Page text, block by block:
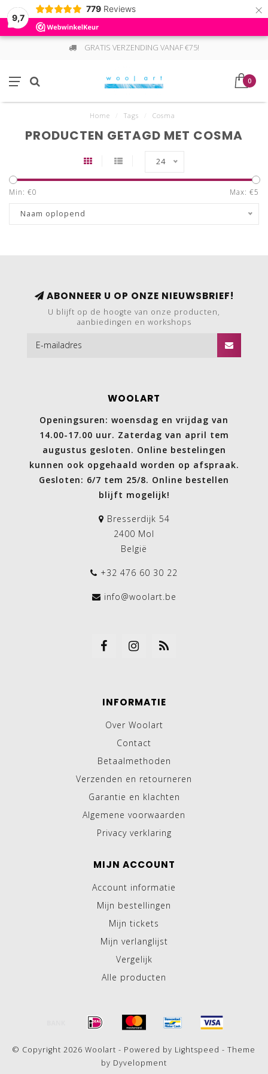
9,7
779 Reviews ×
GRATIS VERZENDING VANAF €75!
0
Home Tags Cosma
PRODUCTEN GETAGD MET COSMA
24
Min: €0 Max: €5
Naam oplopend
ABONNEER U OP ONZE NIEUWSBRIEF!
U blijft op de hoogte van onze producten,
aanbiedingen en workshops
WOOLART
Openingsuren: woensdag en vrijdag van
14.00-17.00 uur. Zaterdag van april tem
augustus gesloten. Online bestelingen
kunnen ook opgehaald worden op afspraak.
Gesloten: 6/7 tem 25/8. Online bestellen
blijft mogelijk!
Bresserdijk 54
2400 Mol
België
+32 476 60 30 22
info@woolart.be
INFORMATIE
Over Woolart
Contact
Betaalmethoden
Verzenden en retourneren
Garantie en klachten
Algemene voorwaarden
Privacy verklaring
MIJN ACCOUNT
Account informatie
Mijn bestellingen
Mijn tickets
Mijn verlanglijst
Vergelijk
Alle producten
© Copyright 2026 Woolart - Powered by Lightspeed - Theme
by Dyvelopment